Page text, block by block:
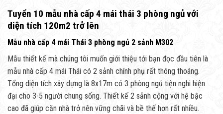
Tuyển 10 mẫu nhà cấp 4 mái thái 3 phòng ngủ với
diện tích 120m2 trở lên
Mẫu nhà cấp 4 mái Thái 3 phòng ngủ 2 sảnh M302
Mẫu thiết kế mà chúng tôi muốn giới thiệu tới bạn đọc đầu tiên là
mẫu nhà cấp 4 mái Thái có 2 sảnh chính phụ rất thông thoáng.
Tổng diện tích xây dựng là 8x17m có 3 phòng ngủ tiện nghi hiện
đại cho 3-5 người chung sống. Thiết kế 2 sảnh cộng với hệ bậc
cao đã giúp căn nhà trở nên vững chãi và bề thế hơn rất nhiều.